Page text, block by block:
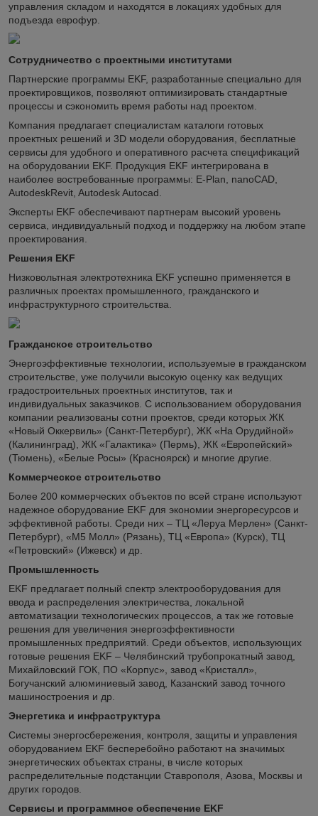
управления складом и находятся в локациях удобных для
подъезда еврофур.
Сотрудничество с проектными институтами
Партнерские программы EKF, разработанные специально для
проектировщиков, позволяют оптимизировать стандартные
процессы и сэкономить время работы над проектом.
Компания предлагает специалистам каталоги готовых
проектных решений и 3D модели оборудования, бесплатные
сервисы для удобного и оперативного расчета спецификаций
на оборудовании EKF. Продукция EKF интегрирована в
наиболее востребованные программы: E-Plan, nanoCAD,
AutodeskRevit, Autodesk Autocad.
Эксперты EKF обеспечивают партнерам высокий уровень
сервиса, индивидуальный подход и поддержку на любом этапе
проектирования.
Решения EKF
Низковольтная электротехника EKF успешно применяется в
различных проектах промышленного, гражданского и
инфраструктурного строительства.
Гражданское строительство
Энергоэффективные технологии, используемые в гражданском
строительстве, уже получили высокую оценку как ведущих
градостроительных проектных институтов, так и
индивидуальных заказчиков. С использованием оборудования
компании реализованы сотни проектов, среди которых ЖК
«Новый Оккервиль» (Санкт-Петербург), ЖК «На Орудийной»
(Калининград), ЖК «Галактика» (Пермь), ЖК «Европейский»
(Тюмень), «Белые Росы» (Красноярск) и многие другие.
Коммерческое строительство
Более 200 коммерческих объектов по всей стране используют
надежное оборудование EKF для экономии энергоресурсов и
эффективной работы. Среди них – ТЦ «Леруа Мерлен» (Санкт-
Петербург), «М5 Молл» (Рязань), ТЦ «Европа» (Курск), ТЦ
«Петровский» (Ижевск) и др.
Промышленность
EKF предлагает полный спектр электрооборудования для
ввода и распределения электричества, локальной
автоматизации технологических процессов, а так же готовые
решения для увеличения энергоэффективности
промышленных предприятий. Среди объектов, использующих
готовые решения EKF – Челябинский трубопрокатный завод,
Михайловский ГОК, ПО «Корпус», завод «Кристалл»,
Богучанский алюминиевый завод, Казанский завод точного
машиностроения и др.
Энергетика и инфраструктура
Системы энергосбережения, контроля, защиты и управления
оборудованием EKF бесперебойно работают на значимых
энергетических объектах страны, в числе которых
распределительные подстанции Ставрополя, Азова, Москвы и
других городов.
Сервисы и программное обеспечение EKF